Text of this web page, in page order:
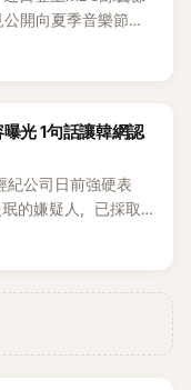
反而更加輕鬆。 談到
被質疑動過隆胸手
始被說是不是去隆乳
清楚。 李智惠進一步
給大家看，證明我根
來賓又驚又笑。 事實
有「隆乳」，真的
基尼站在一排攝影
白的往事再度被提
年引發話題的「腋下
為黑歷史代表作的事
公開向夏季音樂節
演出，更幽默表示：
光 1句話讓韓網認
紀公司日前強硬表
的嫌疑人，已採取
5日再度透過社群平